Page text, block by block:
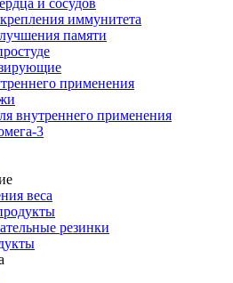
и сосудов
иммунитета
памяти
применения
внутреннего применения
3
веса
резинки